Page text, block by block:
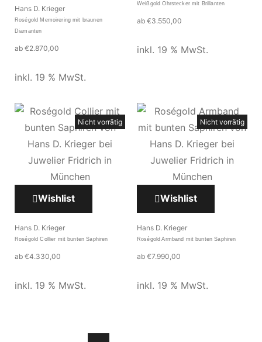
Hans D. Krieger
Roségold Memoirering mit braunen
Diamanten
ab €2.870,00
inkl. 19 % MwSt.
Weißgold Ohrstecker mit Brillanten
ab €3.550,00
inkl. 19 % MwSt.
Nicht vorrätig
Wishlist
Hans D. Krieger
Roségold Collier mit bunten Saphiren
ab €4.330,00
inkl. 19 % MwSt.
Nicht vorrätig
Wishlist
Hans D. Krieger
Roségold Armband mit bunten Saphiren
ab €7.990,00
inkl. 19 % MwSt.